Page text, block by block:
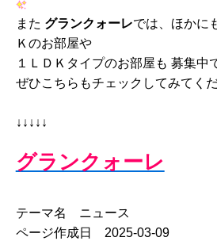
また グランクォーレでは、ほかに
Ｋのお部屋や
１ＬＤＫタイプのお部屋も 募集中
ぜひこちらもチェックしてみてく
↓↓↓↓↓
グランクォーレ
テーマ名 ニュース
ページ作成日 2025-03-09